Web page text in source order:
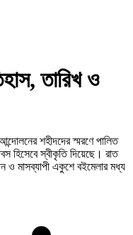
তারিখ ও
শহীদদের স্মরণে পালিত
হিসেবে স্বীকৃতি দিয়েছে। রাত
ও মাসব্যাপী একুশে বইমেলার মধ্য